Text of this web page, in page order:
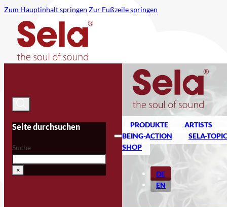
Zum Hauptinhalt springen Zur Fußzeile springen
Seite durchsuchen
Suche
×
PRODUKTE
ARTISTS
BEING-ACTION
SELA-
SHOP
DE
EN